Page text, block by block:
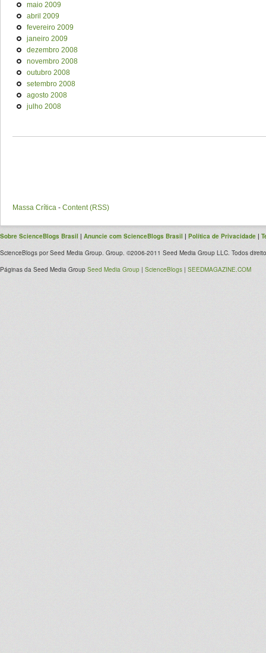
maio 2009
abril 2009
fevereiro 2009
janeiro 2009
dezembro 2008
novembro 2008
outubro 2008
setembro 2008
agosto 2008
julho 2008
Massa Crítica - Content (RSS)
Sobre ScienceBlogs Brasil | Anuncie com ScienceBlogs Brasil | Política de Privacidade |
ScienceBlogs por Seed Media Group. Group. ©2006-2011 Seed Media Group LLC. Todos
Páginas da Seed Media Group Seed Media Group | ScienceBlogs | SEEDMAGAZINE.COM